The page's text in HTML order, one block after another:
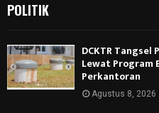
POLITIK
DCKTR
Lewat Program
Perkantoran
Agustus 8, 2026